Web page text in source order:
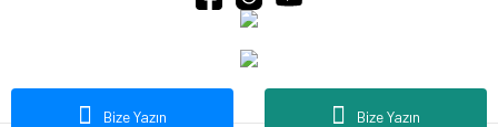
Bize Yazın
Bize Yazın